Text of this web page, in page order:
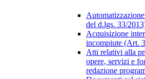
del d.lgs. 33/
Acquisizione
incompiute (Art.
Atti relativi alla
opere, servizi e
redazione